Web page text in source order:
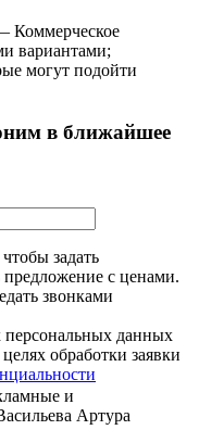
Коммерческое
вариантами;
могут подойти
в ближайшее
задать
с ценами.
звонками
персональных данных
обработки заявки
и
Артура